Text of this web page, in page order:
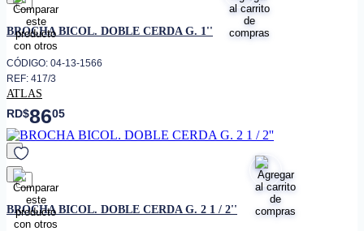
favorito
BROCHA BICOL. DOBLE CERDA G. 1''
CÓDIGO: 04-13-1566
REF: 417/3
ATLAS
RD$8605
favorito
BROCHA BICOL. DOBLE CERDA G. 2 1 / 2''